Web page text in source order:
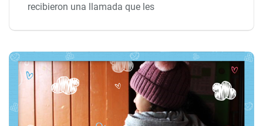
recibieron una llamada que les